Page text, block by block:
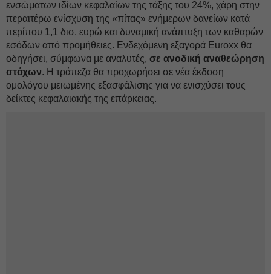
ενσώματων ιδίων κεφαλαίων της τάξης του 24%, χάρη στην
περαιτέρω ενίσχυση της «πίτας» ενήμερων δανείων κατά
περίπου 1,1 δισ. ευρώ και δυναμική ανάπτυξη των καθαρών
εσόδων από προμήθειες. Ενδεχόμενη εξαγορά Euroxx θα
οδηγήσει, σύμφωνα με αναλυτές, σε ανοδική αναθεώρηση
στόχων. Η τράπεζα θα προχωρήσει σε νέα έκδοση
ομολόγου μειωμένης εξασφάλισης για να ενισχύσει τους
δείκτες κεφαλαιακής της επάρκειας.